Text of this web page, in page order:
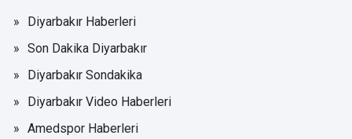
Diyarbakır Haberleri
Son Dakika Diyarbakır
Diyarbakır Sondakika
Diyarbakır Video Haberleri
Amedspor Haberleri